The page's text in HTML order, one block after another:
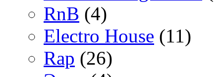
RnB (4)
Electro House (11)
Rap (26)